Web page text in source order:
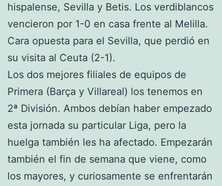
hispalense, Sevilla y Betis. Los verdiblancos
vencieron por 1-0 en casa frente al Melilla.
Cara opuesta para el Sevilla, que perdió en
su visita al Ceuta (2-1).
Los dos mejores filiales de equipos de
Primera (Barça y Villareal) los tenemos en
2ª División. Ambos debían haber empezado
esta jornada su particular Liga, pero la
huelga también les ha afectado. Empezarán
también el fin de semana que viene, como
los mayores, y curiosamente se enfrentarán